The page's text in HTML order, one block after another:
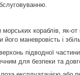
кораблів, як-
маневровість і
підводної
для безпеки та